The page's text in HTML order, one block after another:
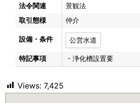
法令関連
景観法
取引態様
仲介
設備・条件 公営水道
特記事項 ・浄化槽設置要
Views: 7,425